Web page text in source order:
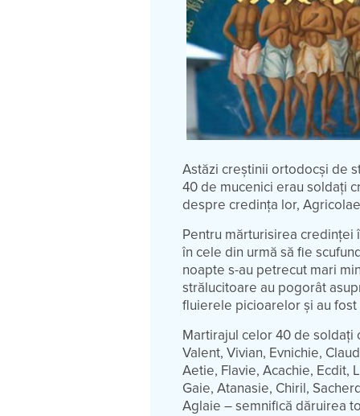
Astăzi creștinii ortodocși de
40 de mucenici erau soldați
despre credința lor,
Pentru mărturisirea credinței
în cele din urmă să fie
noapte s-au petrecut mari
strălucitoare au pogorât
fluierele picioarelor și au
Martirajul celor 40 de soldați
Valent, Vivian, Evnichie,
Aetie, Flavie, Acachie, Ecdit,
Gaie, Atanasie, Chiril,
Aglaie – semnifică dăruirea